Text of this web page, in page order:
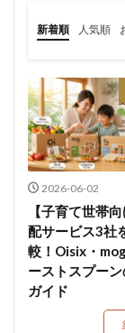
新着順 人気順
2026-06-02
【子育て世帯
配サービス3社
較！Oisix・
ーストスプー
ガイド